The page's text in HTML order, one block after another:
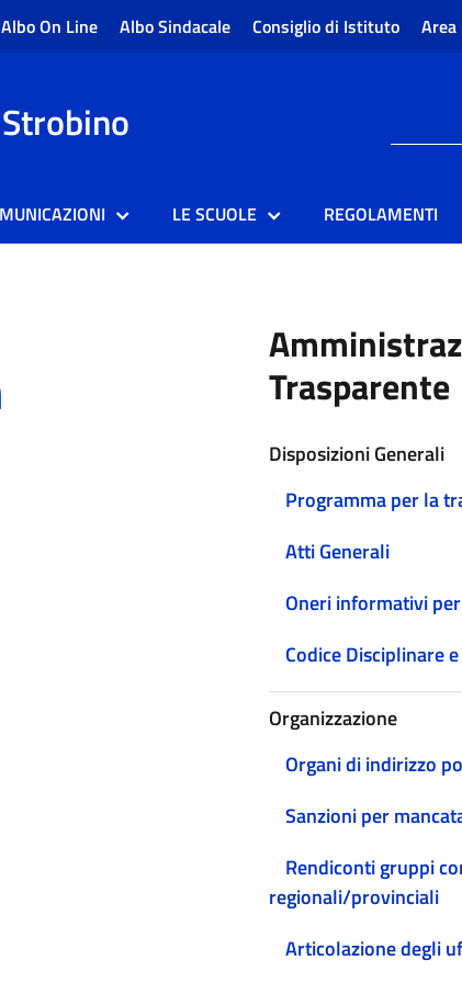
Albo On Line Albo Sindacale Consiglio di Istituto
LE SCUOLE REGOLAMENTI
Trasparente
Disposizioni Generali
Programma per la
Atti Generali
Oneri informativi
Codice Disciplinare
Organizzazione
Organi di indirizzo
Sanzioni per
Rendiconti gruppi
regionali/provinciali
Articolazione degli